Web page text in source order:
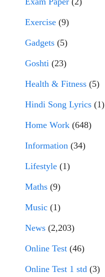
Exercise (9)
Gadgets (5)
Goshti (23)
Health & Fitness (5)
Hindi Song Lyrics (1)
Home Work (648)
Information (34)
Lifestyle (1)
Maths (9)
Music (1)
News (2,203)
Online Test (46)
Online Test 1 std (3)